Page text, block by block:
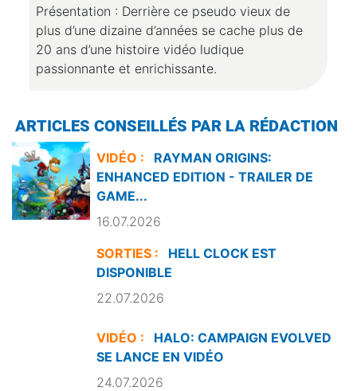
Présentation : Derrière ce pseudo vieux de
plus d’une dizaine d’années se cache plus de
20 ans d’une histoire vidéo ludique
passionnante et enrichissante.
ARTICLES CONSEILLÉS PAR LA RÉDACTION
VIDÉO :
RAYMAN ORIGINS:
ENHANCED EDITION - TRAILER DE
GAME...
16.07.2026
SORTIES :
HELL CLOCK EST
DISPONIBLE
22.07.2026
VIDÉO :
HALO: CAMPAIGN EVOLVED
SE LANCE EN VIDÉO
24.07.2026